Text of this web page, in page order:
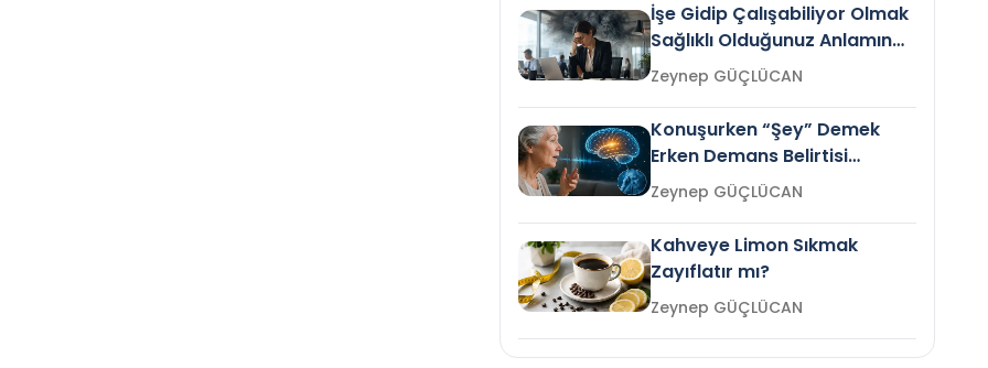
İşe Gidip Çalışabiliyor Olmak
Sağlıklı Olduğunuz Anlamına
Gelir mi?Zeynep GÜÇLÜCAN
Konuşurken “Şey” Demek
Erken Demans Belirtisi
Olabilir mi?Zeynep GÜÇLÜCAN
Kahveye Limon Sıkmak
Zayıflatır mı?
Zeynep GÜÇLÜCAN